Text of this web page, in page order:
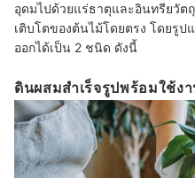
อุดมไปด้วยแร่ธาตุและอินทรียวัต
เติบโตของต้นไม้โดยตรง โดยรู
ออกได้เป็น 2 ชนิด ดังนี้
ดินผสมสำเร็จรูปพร้อมใช้ง